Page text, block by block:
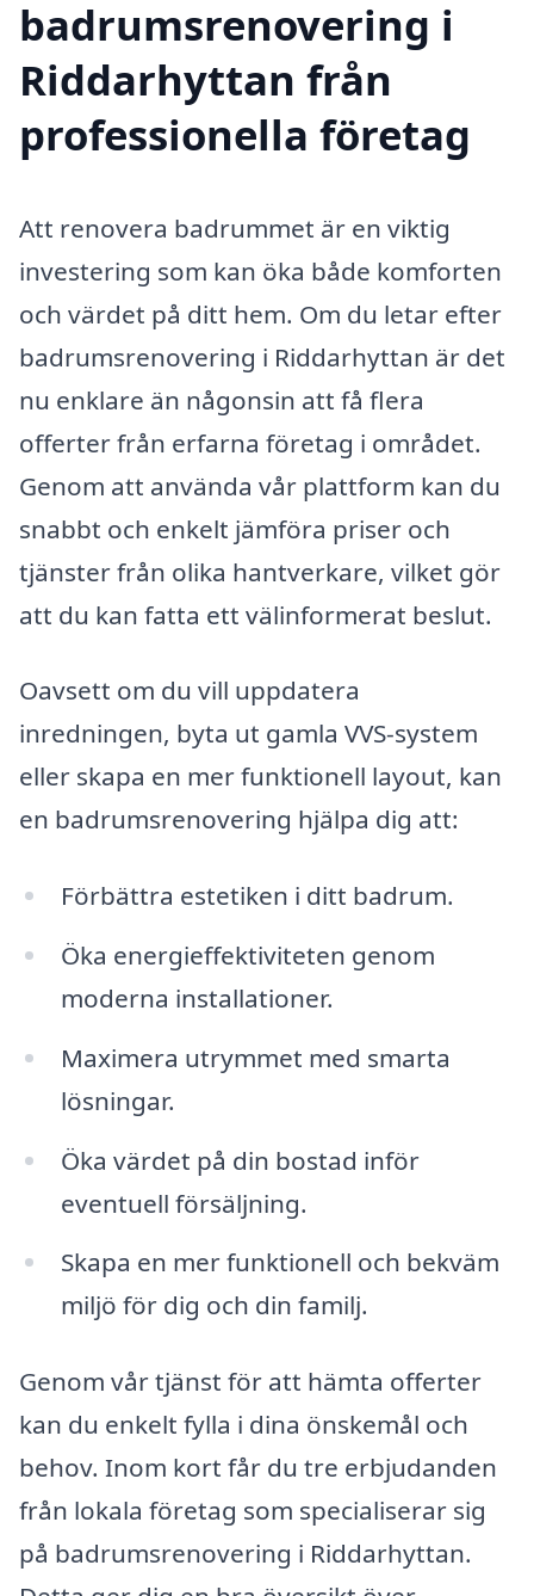
badrumsrenovering i
Riddarhyttan från
professionella företag
Att renovera badrummet är en viktig
investering som kan öka både komforten
och värdet på ditt hem. Om du letar efter
badrumsrenovering i Riddarhyttan är det
nu enklare än någonsin att få flera
offerter från erfarna företag i området.
Genom att använda vår plattform kan du
snabbt och enkelt jämföra priser och
tjänster från olika hantverkare, vilket gör
att du kan fatta ett välinformerat beslut.
Oavsett om du vill uppdatera
inredningen, byta ut gamla VVS-system
eller skapa en mer funktionell layout, kan
en badrumsrenovering hjälpa dig att:
Förbättra estetiken i ditt badrum.
Öka energieffektiviteten genom
moderna installationer.
Maximera utrymmet med smarta
lösningar.
Öka värdet på din bostad inför
eventuell försäljning.
Skapa en mer funktionell och bekväm
miljö för dig och din familj.
Genom vår tjänst för att hämta offerter
kan du enkelt fylla i dina önskemål och
behov. Inom kort får du tre erbjudanden
från lokala företag som specialiserar sig
på badrumsrenovering i Riddarhyttan.